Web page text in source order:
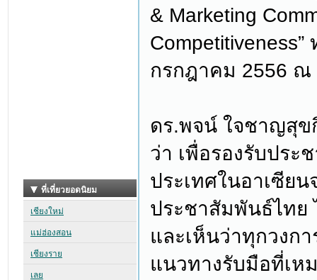
& Marketing
กรกฎาคม 2556 ณ
ดร.พจน์ ใจชาญสุ
ว่า เพื่อรองรับประ
ประเทศในอาเซีย
ประชาสัมพันธ์ไทย
และเห็นว่าทุกวงก
แนวทางรับมือที่เห